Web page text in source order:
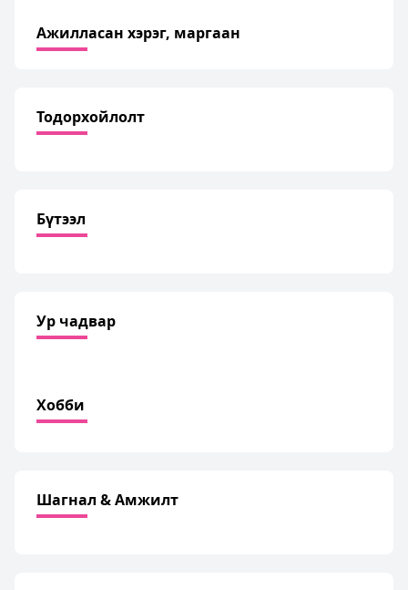
Ажилласан хэрэг, маргаан
Тодорхойлолт
Бүтээл
Ур чадвар
Хобби
Шагнал & Амжилт